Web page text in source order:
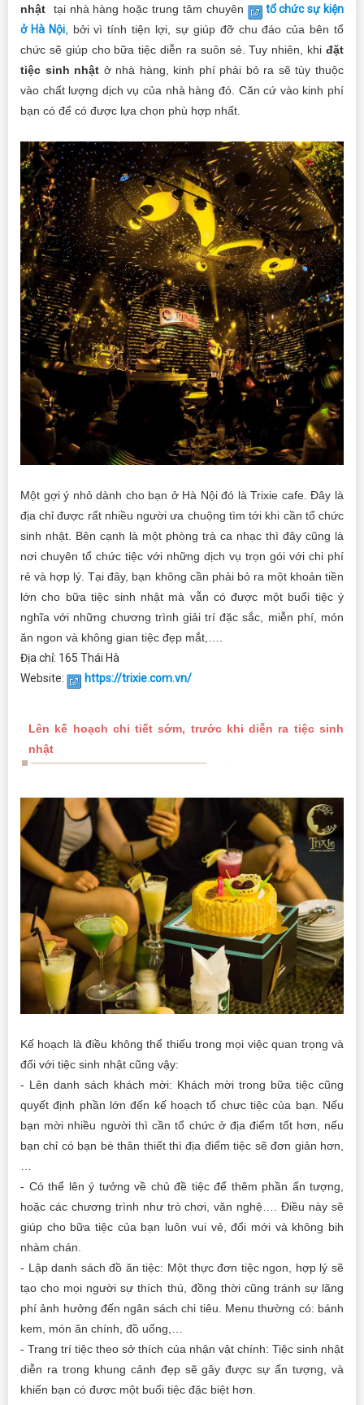
nhật tại nhà hàng hoặc trung tâm chuyên
tổ chức sự kiện
ở Hà Nội, bởi vì tính tiện lợi, sự giúp đỡ chu đáo của bên tổ
chức sẽ giúp cho bữa tiệc diễn ra suôn sẻ. Tuy nhiên, khi đặt
tiệc sinh nhật ở nhà hàng, kinh phí phải bỏ ra sẽ tùy thuộc
vào chất lượng dịch vụ của nhà hàng đó. Căn cứ vào kinh phí
bạn có để có được lựa chọn phù hợp nhất.
Một gợi ý nhỏ dành cho bạn ở Hà Nội đó là Trixie cafe. Đây là
địa chỉ được rất nhiều người ưa chuộng tìm tới khi cần tổ chức
sinh nhật. Bên cạnh là một phòng trà ca nhạc thì đây cũng là
nơi chuyên tổ chức tiệc với những dịch vụ trọn gói với chi phí
rẻ và hợp lý. Tại đây, bạn không cần phải bỏ ra một khoản tiền
lớn cho bữa tiệc sinh nhật mà vẫn có được một buổi tiệc ý
nghĩa với những chương trình giải trí đặc sắc, miễn phí, món
ăn ngon và không gian tiệc đẹp mắt,….
Địa chỉ: 165 Thái Hà
Website:
https://trixie.com.vn/
Lên kế hoạch chi tiết sớm, trước khi diễn ra tiệc sinh
nhật
Kế hoạch là điều không thể thiếu trong mọi việc quan trọng và
đối với tiệc sinh nhật cũng vậy:
- Lên danh sách khách mời: Khách mời trong bữa tiệc cũng
quyết định phần lớn đến kế hoạch tổ chưc tiệc của bạn. Nếu
bạn mời nhiều người thì cần tổ chức ở địa điểm tốt hơn, nếu
bạn chỉ có bạn bè thân thiết thì địa điểm tiệc sẽ đơn giản hơn,
- Có thể lên ý tưởng về chủ đề tiệc để thêm phần ấn tượng,
hoặc các chương trình như trò chơi, văn nghệ…. Điều này sẽ
giúp cho bữa tiệc của bạn luôn vui vẻ, đổi mới và không bih
nhàm chán.
- Lập danh sách đồ ăn tiệc: Một thực đơn tiệc ngon, hợp lý sẽ
tạo cho mọi người sự thích thú, đồng thời cũng tránh sự lãng
phí ảnh hưởng đến ngân sách chi tiêu. Menu thường có: bánh
kem, món ăn chính, đồ uống,…
- Trang trí tiệc theo sở thích của nhận vật chính: Tiệc sinh nhật
diễn ra trong khung cảnh đẹp sẽ gây được sự ấn tượng, và
khiến bạn có được một buổi tiệc đặc biệt hơn.